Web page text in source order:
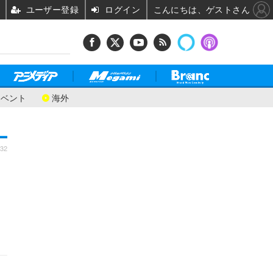
ント 海外
ユーザー登録 ログイン こんにちは、ゲストさん